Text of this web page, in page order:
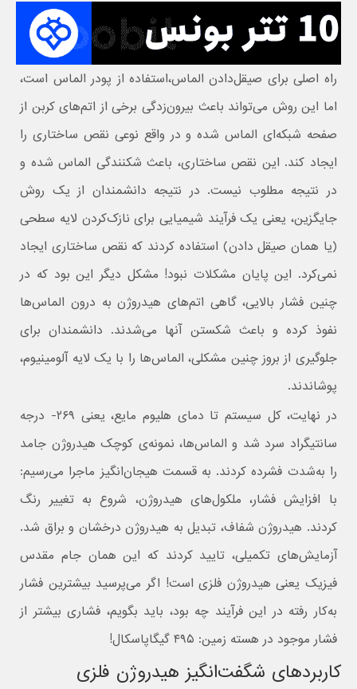
راه اصلی برای صیقل‌دادن الماس،‌استفاده از پودر الماس است،
اما این روش می‌تواند باعث بیرون‌زدگی برخی از اتم‌های کربن از
صفحه شبکه‌ای الماس شده و در واقع نوعی نقص ساختاری را
ایجاد کند. این نقص ساختاری، باعث شکنندگی الماس شده و
در نتیجه مطلوب نیست. در نتیجه دانشمندان از یک روش
جایگزین، یعنی یک فرآیند شیمیایی برای نازک‌کردن لایه سطحی
(یا همان صیقل دادن) استفاده کردند که نقص ساختاری ایجاد
نمی‌کرد. این پایان مشکلات نبود! مشکل دیگر این بود که در
چنین فشار بالایی، گاهی اتم‌های هیدروژن به درون الماس‌ها
نفوذ کرده و باعث شکستن آنها می‌شدند. دانشمندان برای
جلوگیری از بروز چنین مشکلی، الماس‌ها را با یک لایه آلومینیوم،
پوشاندند.
در نهایت، کل سیستم تا دمای هلیوم مایع، یعنی ۲۶۹- درجه
سانتیگراد سرد شد و الماس‌ها، نمونه‌ی کوچک هیدروژن جامد
را به‌شدت فشرده کردند. به قسمت هیجان‌انگیز ماجرا می‌رسیم:
با افزایش فشار، ملکول‌های هیدروژن، شروع به تغییر رنگ
کردند. هیدروژن شفاف، تبدیل به هیدروژن درخشان و براق شد.
آزمایش‌های تکمیلی،‌ تایید کردند که این همان جام مقدس
فیزیک یعنی هیدروژن فلزی است! اگر می‌پرسید بیشترین فشار
به‌کار رفته در این فرآیند چه بود، باید بگویم، فشاری بیشتر از
فشار موجود در هسته زمین: ۴۹۵ گیگاپاسکال!
کاربردهای شگفت‌انگیز هیدروژن فلزی